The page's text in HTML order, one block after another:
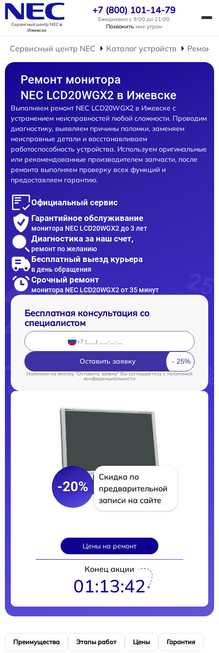
Сервисный центр NECв
Ижевске
+7 (800) 101-14-79
Ежедневно с 9:00 до 21:00
Позвонить мне утром
Сервисный центр NEC Каталог устройств Ремонт
Ремонт монитора
NEC LCD20WGX2 в Ижевске
Выполняем ремонт NEC LCD20WGX2 в Ижевске с
устранением неисправностей любой сложности. Проводим
диагностику, выявляем причины поломки, заменяем
неисправные детали и восстанавливаем
работоспособность устройства. Используем оригинальные
или рекомендованные производителем запчасти, после
ремонта выполняем проверку всех функций и
предоставляем гарантию.
Официальный сервис
Гарантийное обслуживание
монитора NEC LCD20WGX2 до 3 лет
Диагностика за наш счет,
ремонт по желанию
Бесплатный выезд курьера
в день обращения
Срочный ремонт
монитора NEC LCD20WGX2 от 35 минут
Бесплатная консультация со
специалистом
Оставить заявку
Нажимая на кнопку "Оставить заявку" Вы соглашаетесь cполитикой
конфиденциальности
-20%
Скидка по
предварительной
записи на сайте
Цены на ремонт
Конец акции
01:13:41
Преимущества Этапы работ Цены Гарантия